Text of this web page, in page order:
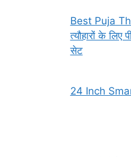
Best Puja
त्यौहारों के
सेट
24 Inch